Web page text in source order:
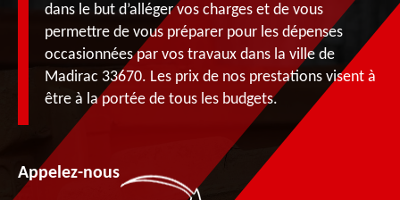
dans le but d’alléger vos charges et de vous
permettre de vous préparer pour les dépenses
occasionnées par vos travaux dans la ville de
Madirac 33670. Les prix de nos prestations visent à
être à la portée de tous les budgets.
Appelez-nous